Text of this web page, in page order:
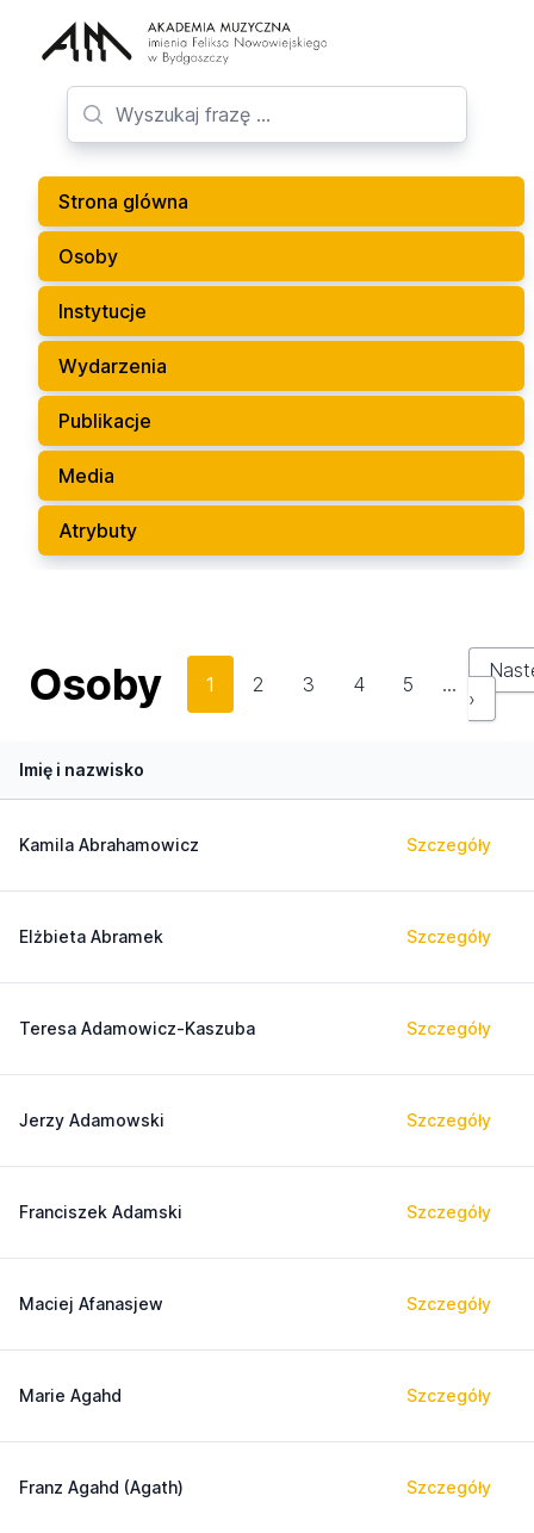
Strona glówna
Osoby
Instytucje
Wydarzenia
Publikacje
Media
Atrybuty
Osoby 1 2 3 4 5 …
›
Imię i nazwisko
Kamila Abrahamowicz Szczegóły
Elżbieta Abramek Szczegóły
Teresa Adamowicz-Kaszuba Szczegóły
Jerzy Adamowski Szczegóły
Franciszek Adamski Szczegóły
Maciej Afanasjew Szczegóły
Marie Agahd Szczegóły
Franz Agahd (Agath) Szczegóły